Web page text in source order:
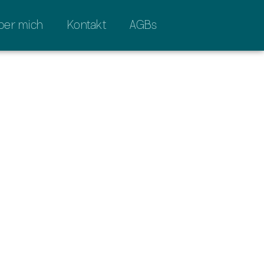
mich Kontakt AGBs